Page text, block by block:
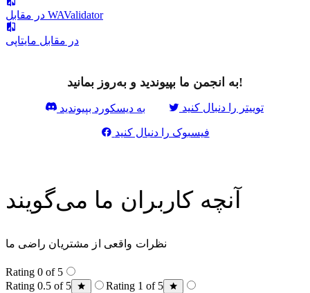
در مقابل WAValidator
در مقابل مایتاپی
به انجمن ما بپیوندید و به‌روز بمانید!
به دیسکورد بپیوندید توییتر را دنبال کنید
فیسبوک را دنبال کنید
آنچه کاربران ما می‌گویند
نظرات واقعی از مشتریان راضی ما
Rating 0 of 5
Rating 0.5 of 5
Rating 1 of 5